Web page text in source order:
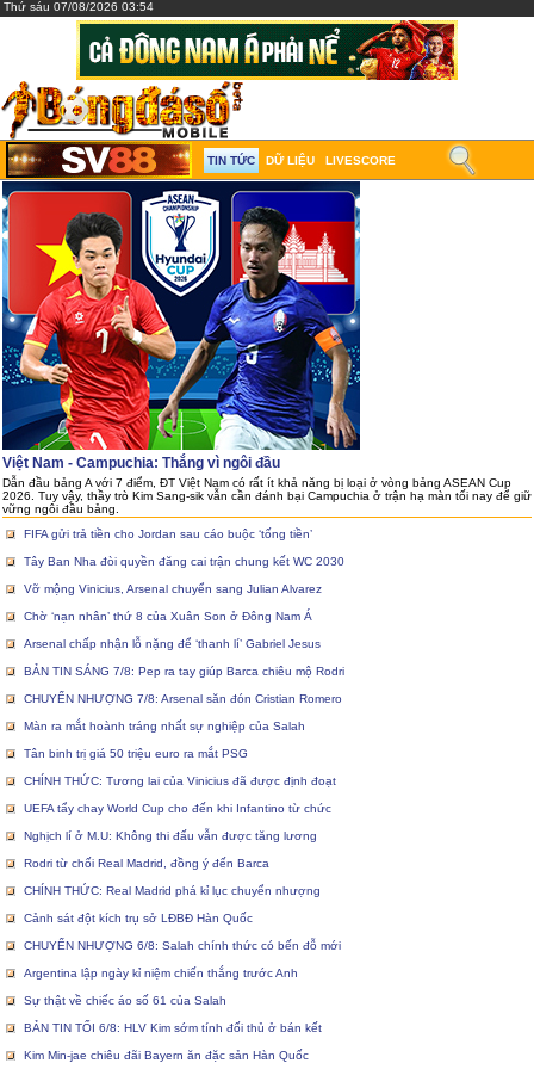
Thứ sáu 07/08/2026 03:54
TIN TỨC DỮ LIỆU LIVESCORE
Việt Nam - Campuchia: Thắng vì ngôi đầu
Dẫn đầu bảng A với 7 điểm, ĐT Việt Nam có rất ít khả năng bị loại ở vòng bảng ASEAN Cup
2026. Tuy vậy, thầy trò Kim Sang-sik vẫn cần đánh bại Campuchia ở trận hạ màn tối nay để giữ
vững ngôi đầu bảng.
FIFA gửi trả tiền cho Jordan sau cáo buộc ‘tống tiền’
Tây Ban Nha đòi quyền đăng cai trận chung kết WC 2030
Vỡ mộng Vinicius, Arsenal chuyển sang Julian Alvarez
Chờ ‘nạn nhân’ thứ 8 của Xuân Son ở Đông Nam Á
Arsenal chấp nhận lỗ nặng để ‘thanh lí’ Gabriel Jesus
BẢN TIN SÁNG 7/8: Pep ra tay giúp Barca chiêu mộ Rodri
CHUYỂN NHƯỢNG 7/8: Arsenal săn đón Cristian Romero
Màn ra mắt hoành tráng nhất sự nghiệp của Salah
Tân binh trị giá 50 triệu euro ra mắt PSG
CHÍNH THỨC: Tương lai của Vinicius đã được định đoạt
UEFA tẩy chay World Cup cho đến khi Infantino từ chức
Nghịch lí ở M.U: Không thi đấu vẫn được tăng lương
Rodri từ chối Real Madrid, đồng ý đến Barca
CHÍNH THỨC: Real Madrid phá kỉ lục chuyển nhượng
Cảnh sát đột kích trụ sở LĐBĐ Hàn Quốc
CHUYỂN NHƯỢNG 6/8: Salah chính thức có bến đỗ mới
Argentina lập ngày kỉ niệm chiến thắng trước Anh
Sự thật về chiếc áo số 61 của Salah
BẢN TIN TỐI 6/8: HLV Kim sớm tính đối thủ ở bán kết
Kim Min-jae chiêu đãi Bayern ăn đặc sản Hàn Quốc